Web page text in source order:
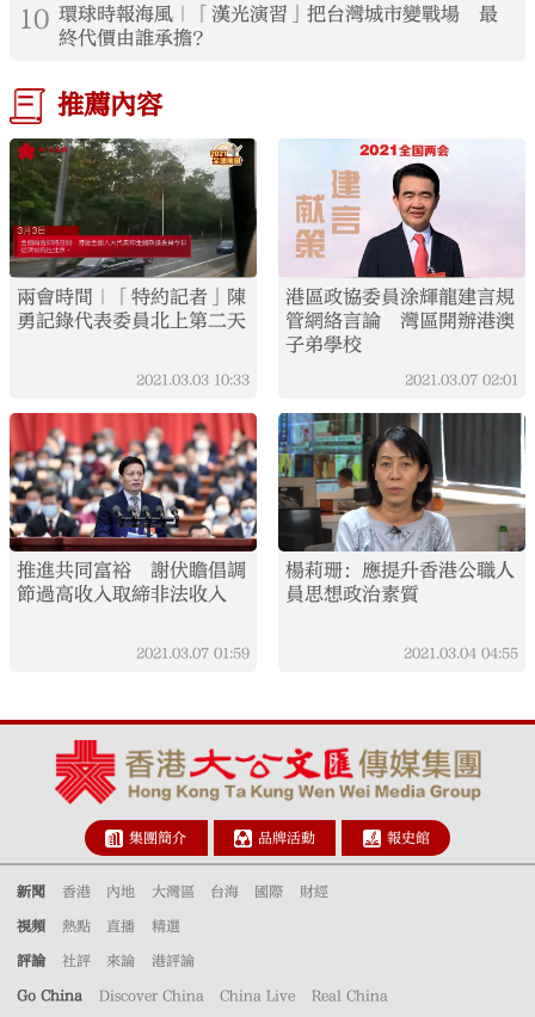
10 環球時報海風｜「漢光演習」把台灣城市變戰場 最
終代價由誰承擔？
推薦內容
兩會時間｜「特約記者」陳
勇記錄代表委員北上第二天
2021.03.03 10:33
港區政協委員涂輝龍建言規
管網絡言論 灣區開辦港澳
子弟學校
2021.03.07 02:01
推進共同富裕 謝伏瞻倡調
節過高收入取締非法收入
2021.03.07 01:59
楊莉珊：應提升香港公職人
員思想政治素質
2021.03.04 04:55
集團簡介 品牌活動 報史館
新聞 香港 內地 大灣區 台海 國際 財經
視頻 熱點 直播 精選
評論 社評 來論 港評論
Go China Discover China China Live Real China